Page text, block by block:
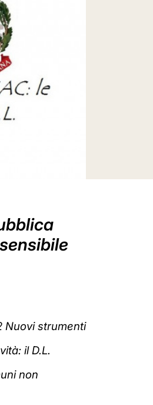
Nuovi strumenti
il D.L.
non